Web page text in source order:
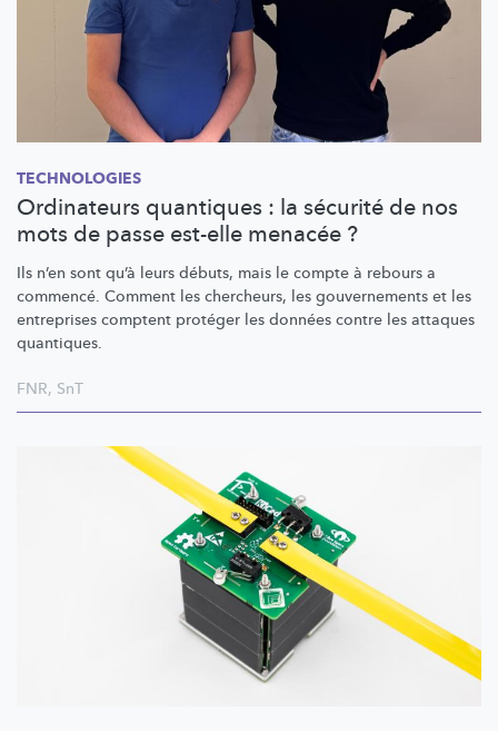
TECHNOLOGIES
Ordinateurs quantiques : la sécurité de nos
mots de passe est-elle menacée ?
Ils n’en sont qu’à leurs débuts, mais le compte à rebours a
commencé. Comment les chercheurs, les gouvernements et les
entreprises comptent protéger les données contre les attaques
quantiques.
FNR, SnT